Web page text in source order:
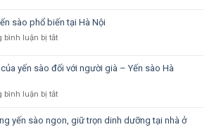
giúp
tăng
cao
em
Nội
sào phổ biến tại Hà Nội
bình luận bị tắtở
yến
phổ
tại
yến sào đối với người già – Yến sào Hà
bình luận bị tắtở
dụng
yến sào ngon, giữ trọn dinh dưỡng tại nhà ở